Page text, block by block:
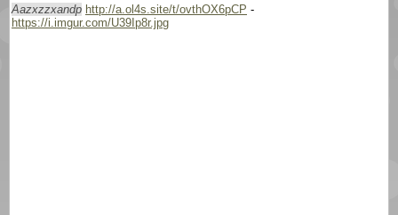
Aazxzzxandp http://a.ol4s.site/t/ovthOX6pCP -
https://i.imgur.com/U39Ip8r.jpg